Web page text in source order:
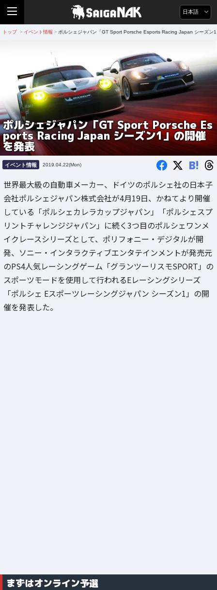
日本語
トップ > イベント情報 > ポルシェジャパン「GT Sport Porsche Esports Racing Japan シーズン
ポルシェジャパン「GT Sport Porsche Es
ports Racing Japan シーズン1」の開催
を発表
イベント情報 2019.04.22(Mon) B!
世界最大級の自動車メーカー、ドイツのポルシェ社の日本子
会社ポルシェジャパン株式会社が4月19日、かねてより開催
している「ポルシェカレラカップジャパン」「ポルシェスプ
リントチャレンジジャパン」に続く3つ目のポルシェワンメ
イクレースシリーズとして、ポリフォニー・デジタルが開
発、ソニー・インタラクティブエンタテインメントが発売元
のPS4人気レーシングゲーム「グランツーリスモSPORT」の
スポーツモードを使用して行われるEレーシングシリーズ
「ポルシェ Eスポーツレーシングジャパン シーズン1」の開
催を発表した。
まずはオンライン予選